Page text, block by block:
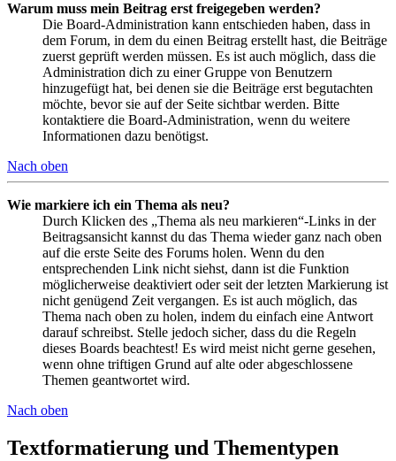
Warum muss mein Beitrag erst freigegeben werden?
Die Board-Administration kann entschieden haben, dass in
dem Forum, in dem du einen Beitrag erstellt hast, die Beiträge
zuerst geprüft werden müssen. Es ist auch möglich, dass die
Administration dich zu einer Gruppe von Benutzern
hinzugefügt hat, bei denen sie die Beiträge erst begutachten
möchte, bevor sie auf der Seite sichtbar werden. Bitte
kontaktiere die Board-Administration, wenn du weitere
Informationen dazu benötigst.
Nach oben
Wie markiere ich ein Thema als neu?
Durch Klicken des „Thema als neu markieren“-Links in der
Beitragsansicht kannst du das Thema wieder ganz nach oben
auf die erste Seite des Forums holen. Wenn du den
entsprechenden Link nicht siehst, dann ist die Funktion
möglicherweise deaktiviert oder seit der letzten Markierung ist
nicht genügend Zeit vergangen. Es ist auch möglich, das
Thema nach oben zu holen, indem du einfach eine Antwort
darauf schreibst. Stelle jedoch sicher, dass du die Regeln
dieses Boards beachtest! Es wird meist nicht gerne gesehen,
wenn ohne triftigen Grund auf alte oder abgeschlossene
Themen geantwortet wird.
Nach oben
Textformatierung und Thementypen